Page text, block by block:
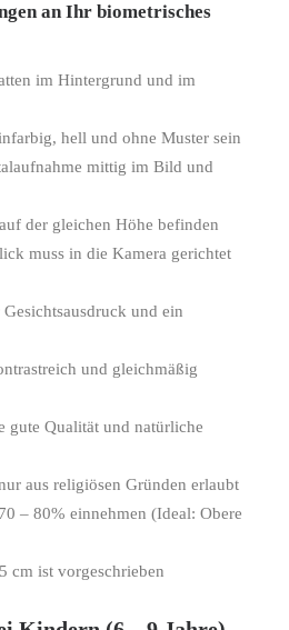
an Ihr biometrisches
im Hintergrund und im
hell und ohne Muster sein
mittig im Bild und
der gleichen Höhe befinden
muss in die Kamera gerichtet
und ein
und gleichmäßig
gute Qualität und natürliche
aus religiösen Gründen erlaubt
– 80% einnehmen (Ideal: Obere
cm ist vorgeschrieben